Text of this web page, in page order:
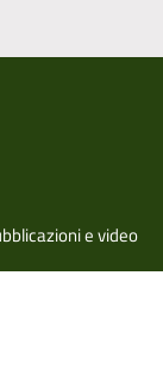
e video